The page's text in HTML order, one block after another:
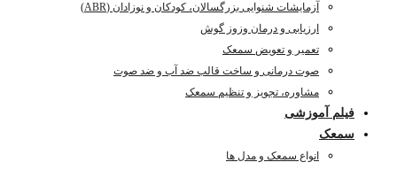
آزمایشات شنوایی بزرگسالان، کودکان و نوزادان (ABR)
ارزیابی و درمان وزوز گوش
تعمیر و تعویض سمعک
صوت درمانی و ساخت قالب ضد آب و ضد صوت
مشاوره، تجویز و تنظیم سمعک
فیلم آموزشی
سمعک
انواع سمعک و مدل ها